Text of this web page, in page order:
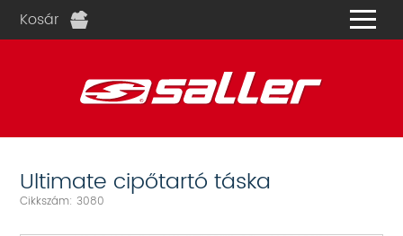
Kosár
Ultimate cipőtartó táska
Cikkszám: 3080